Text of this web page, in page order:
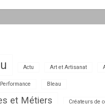
Actu Art et Artisanat
Bleau
et Métiers Créateurs de